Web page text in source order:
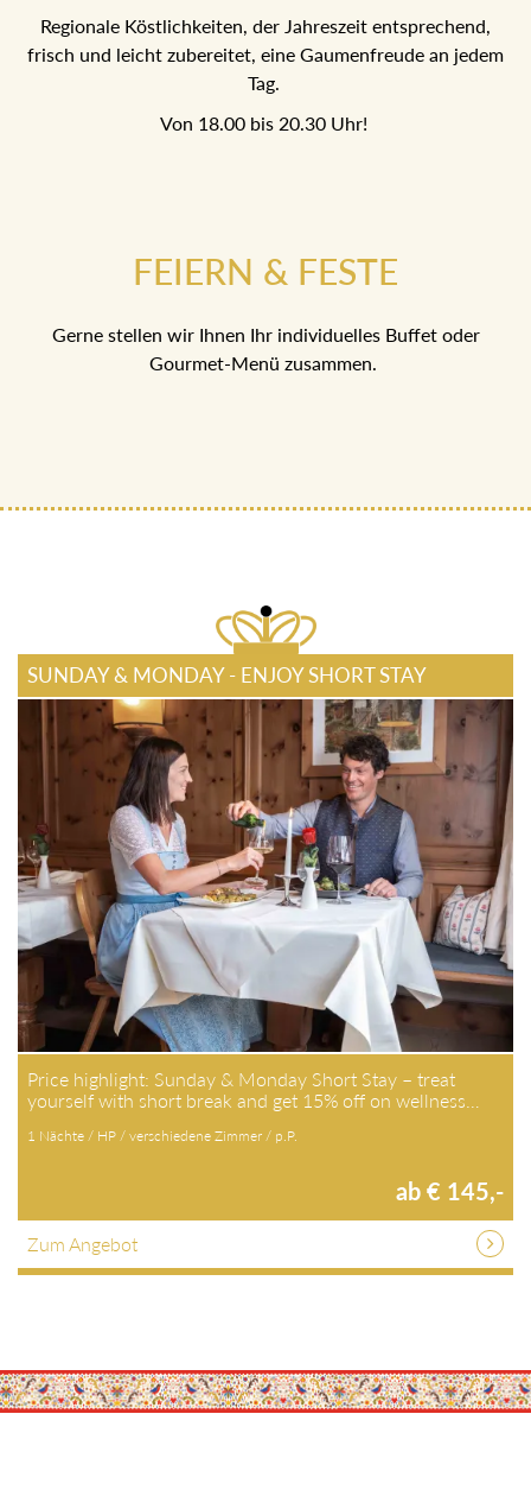
Regionale Köstlichkeiten, der Jahreszeit entsprechend,
frisch und leicht zubereitet, eine Gaumenfreude an jedem
Tag.
Von 18.00 bis 20.30 Uhr!
FEIERN & FESTE
Gerne stellen wir Ihnen Ihr individuelles Buffet oder
Gourmet-Menü zusammen.
SUNDAY & MONDAY - ENJOY SHORT STAY
Price highlight: Sunday & Monday Short Stay – treat
yourself with short break and get 15% off on wellness…
1 Nächte / HP / verschiedene Zimmer / p.P.
ab € 145,-
Zum Angebot